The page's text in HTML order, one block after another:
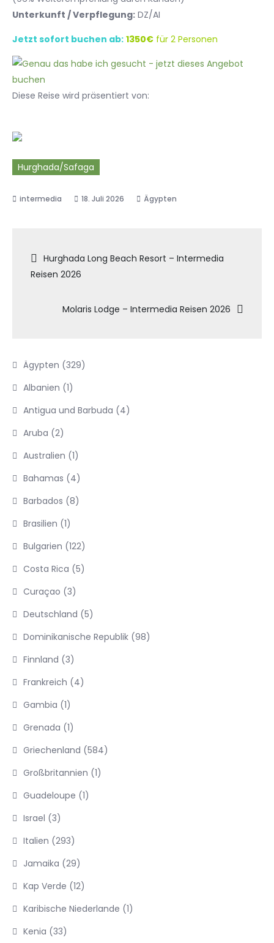
Unterkunft / Verpflegung: DZ/AI
Jetzt sofort buchen ab: 1350€ für 2 Personen
Diese Reise wird präsentiert von:
Hurghada/Safaga
18. Juli 2026 Ägypten
Beitragsnavigation
Hurghada Long Beach Resort – Intermedia
Reisen 2026
Molaris Lodge – Intermedia Reisen 2026
Ägypten (329)
Albanien (1)
Antigua und Barbuda (4)
Aruba (2)
Australien (1)
Bahamas (4)
Barbados (8)
Brasilien (1)
Bulgarien (122)
Costa Rica (5)
Curaçao (3)
Deutschland (5)
Dominikanische Republik (98)
Finnland (3)
Frankreich (4)
Gambia (1)
Grenada (1)
Griechenland (584)
Großbritannien (1)
Guadeloupe (1)
Israel (3)
Italien (293)
Jamaika (29)
Kap Verde (12)
Karibische Niederlande (1)
Kenia (33)